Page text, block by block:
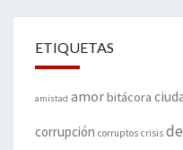
ETIQUETAS
amistad amorbitácora
corrupción corruptos crisis